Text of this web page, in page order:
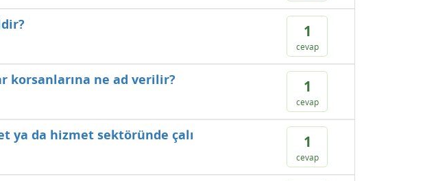
1
cevap
1
cevap
korsanlarına ne ad verilir?
1
cevap
ya da hizmet sektöründe çalı